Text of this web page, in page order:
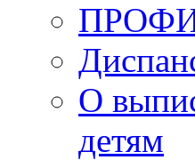
О
детям